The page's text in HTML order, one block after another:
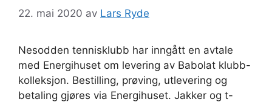
22. mai 2020 av Lars Ryde
Nesodden tennisklubb har inngått en avtale
med Energihuset om levering av Babolat klubb-
kolleksjon. Bestilling, prøving, utlevering og
betaling gjøres via Energihuset. Jakker og t-